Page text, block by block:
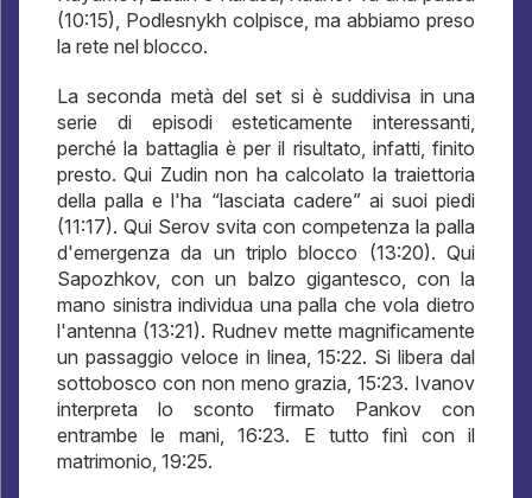
(10:15), Podlesnykh colpisce, ma abbiamo preso
la rete nel blocco.
La seconda metà del set si è suddivisa in una
serie di episodi esteticamente interessanti,
perché la battaglia è per il risultato, infatti, finito
presto. Qui Zudin non ha calcolato la traiettoria
della palla e l'ha “lasciata cadere” ai suoi piedi
(11:17). Qui Serov svita con competenza la palla
d'emergenza da un triplo blocco (13:20). Qui
Sapozhkov, con un balzo gigantesco, con la
mano sinistra individua una palla che vola dietro
l'antenna (13:21). Rudnev mette magnificamente
un passaggio veloce in linea, 15:22. Si libera dal
sottobosco con non meno grazia, 15:23. Ivanov
interpreta lo sconto firmato Pankov con
entrambe le mani, 16:23. E tutto finì con il
matrimonio, 19:25.